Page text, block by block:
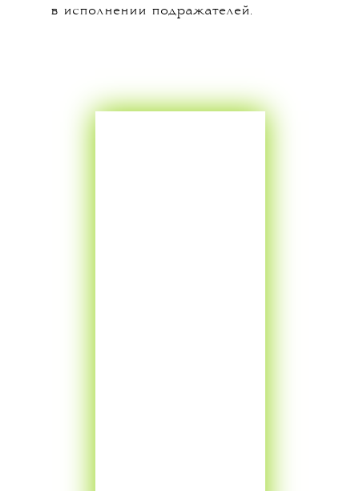
в исполнении подражателей.